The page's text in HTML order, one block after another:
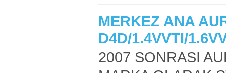
MERKEZ ANA
D4D/1.4VVTI/
2007 SONRASI